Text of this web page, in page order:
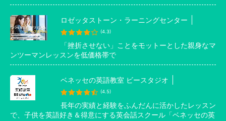
ロゼッタストーン・ラーニングセンター
(4.3)
「挫折させない」ことをモットーとした親身なマ
ンツーマンレッスンを低価格帯で
ベネッセの英語教室 ビースタジオ
(4.5)
長年の実績と経験をふんだんに活かしたレッスン
で、子供を英語好き＆得意にする英会話スクール「ベネッセの英